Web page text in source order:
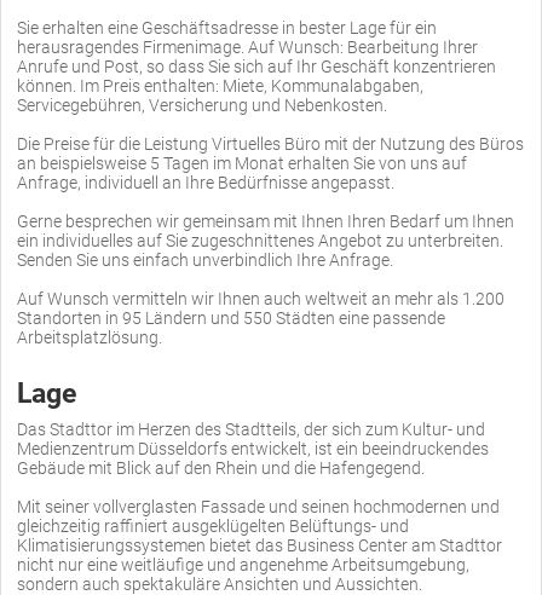
Sie erhalten eine Geschäftsadresse in bester Lage für ein
herausragendes Firmenimage. Auf Wunsch: Bearbeitung Ihrer
Anrufe und Post, so dass Sie sich auf Ihr Geschäft konzentrieren
können. Im Preis enthalten: Miete, Kommunalabgaben,
Servicegebühren, Versicherung und Nebenkosten.
Die Preise für die Leistung Virtuelles Büro mit der Nutzung des Büros
an beispielsweise 5 Tagen im Monat erhalten Sie von uns auf
Anfrage, individuell an Ihre Bedürfnisse angepasst.
Gerne besprechen wir gemeinsam mit Ihnen Ihren Bedarf um Ihnen
ein individuelles auf Sie zugeschnittenes Angebot zu unterbreiten.
Senden Sie uns einfach unverbindlich Ihre Anfrage.
Auf Wunsch vermitteln wir Ihnen auch weltweit an mehr als 1.200
Standorten in 95 Ländern und 550 Städten eine passende
Arbeitsplatzlösung.
Lage
Das Stadttor im Herzen des Stadtteils, der sich zum Kultur- und
Medienzentrum Düsseldorfs entwickelt, ist ein beeindruckendes
Gebäude mit Blick auf den Rhein und die Hafengegend.
Mit seiner vollverglasten Fassade und seinen hochmodernen und
gleichzeitig raffiniert ausgeklügelten Belüftungs- und
Klimatisierungssystemen bietet das Business Center am Stadttor
nicht nur eine weitläufige und angenehme Arbeitsumgebung,
sondern auch spektakuläre Ansichten und Aussichten.